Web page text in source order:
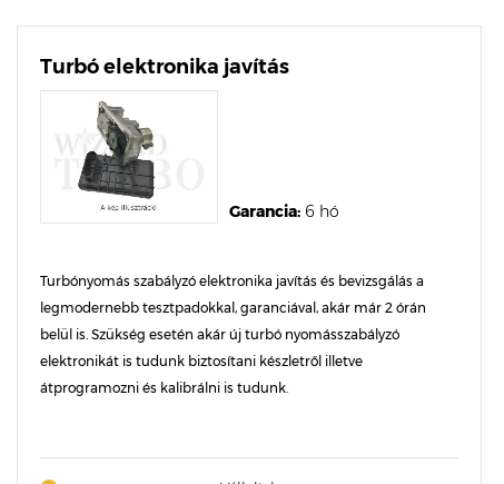
Turbó elektronika javítás
Garancia: 6 hó
Turbónyomás szabályzó elektronika javítás és bevizsgálás a
legmodernebb tesztpadokkal, garanciával, akár már 2 órán
belül is. Szükség esetén akár új turbó nyomásszabályzó
elektronikát is tudunk biztosítani készletről illetve
átprogramozni és kalibrálni is tudunk.